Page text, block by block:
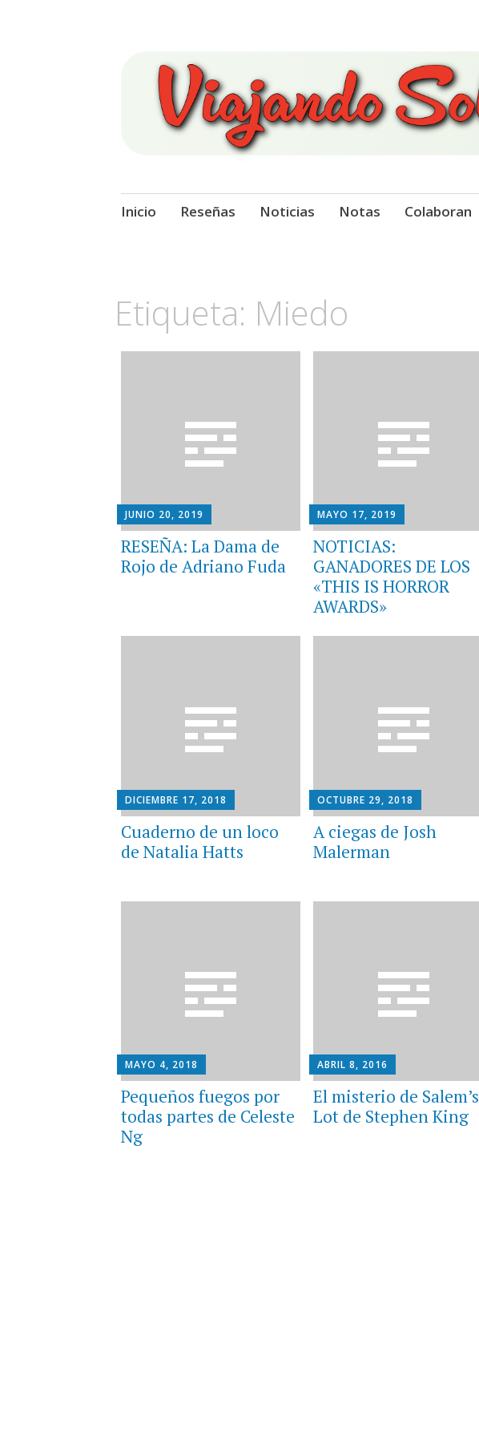
Viajando Sobre Libros
Ir
Inicio Reseñas Noticias Notas Colaboran
Etiqueta: Miedo
JUNIO 20, 2019
RESEÑA: La Dama de
Rojo de Adriano Fuda
MAYO 17, 2019
NOTICIAS:
GANADORES DE LOS
«THIS IS HORROR
AWARDS»
DICIEMBRE 17, 2018
Cuaderno de un loco
de Natalia Hatts
OCTUBRE 29, 2018
A ciegas de Josh
Malerman
MAYO 4, 2018
Pequeños fuegos por
todas partes de Celeste
Ng
ABRIL 8, 2016
El misterio de Salem’s
Lot de Stephen King